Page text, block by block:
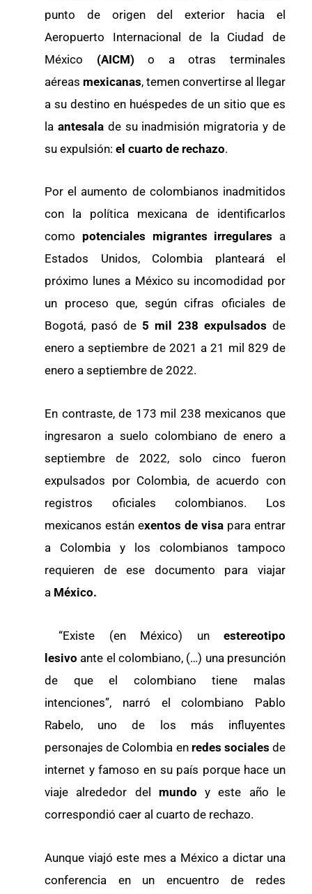
punto de origen del exterior hacia el
Aeropuerto Internacional de la Ciudad de
México (AICM)o a otras terminales
aéreas mexicanas, temen convertirse al llegar
a su destino en huéspedes de un sitio que es
la antesalade su inadmisión migratoria y de
su expulsión: el cuarto de rechazo.
Por el aumento de colombianos inadmitidos
con la política mexicana de identificarlos
como potenciales migrantes irregulares a
Estados Unidos, Colombia planteará el
próximo lunes a México su incomodidad por
un proceso que, según cifras oficiales de
Bogotá, pasó de 5 mil 238 expulsados de
enero a septiembre de 2021 a 21 mil 829 de
enero a septiembre de 2022.
En contraste, de 173 mil 238 mexicanos que
ingresaron a suelo colombiano de enero a
septiembre de 2022, solo cinco fueron
expulsados por Colombia, de acuerdo con
registros oficiales colombianos. Los
mexicanos están exentos de visa para entrar
a Colombia y los colombianos tampoco
requieren de ese documento para viajar
a México.
“Existe (en México) un estereotipo
lesivo ante el colombiano, (…) una presunción
de que el colombiano tiene malas
intenciones”, narró el colombiano Pablo
Rabelo, uno de los más influyentes
personajes de Colombia en redes sociales de
internet y famoso en su país porque hace un
viaje alrededor del mundo y este año le
correspondió caer al cuarto de rechazo.
Aunque viajó este mes a México a dictar una
conferencia en un encuentro de redes